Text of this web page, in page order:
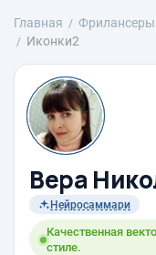
Главная Фрилансеры
Иконки2
Вера
Нейросаммари
Качественная
стиле.